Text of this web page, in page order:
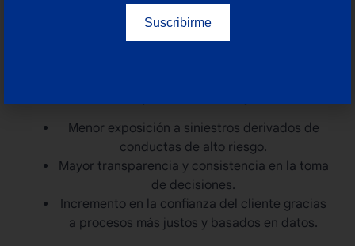
más favorables, mientras que los riesgos se
Menor exposición a siniestros derivados de
conductas de alto riesgo.
Mayor transparencia y consistencia en la toma
de decisiones.
Incremento en la confianza del cliente gracias
a procesos más justos y basados en datos.
Suscribirme